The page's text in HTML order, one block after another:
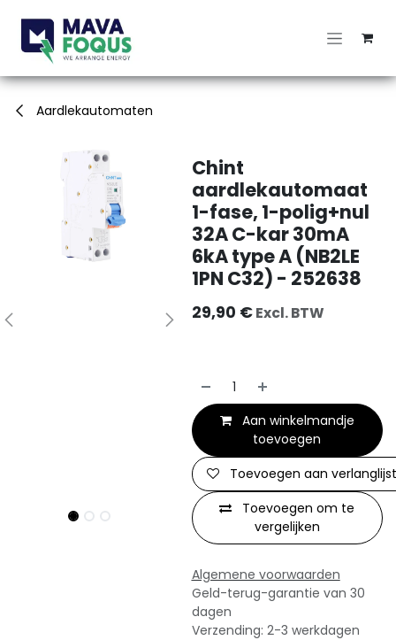
Aardlekautomaten
Chint
aardlekautomaat
1-fase, 1-polig+nul
32A C-kar 30mA
6kA type A (NB2LE
1PN C32) - 252638
29,90 €Excl. BTW
Aan winkelmandje
toevoegen
Toevoegen om te
vergelijken
Toevoegen aan verlanglijst
Algemene voorwaarden
Geld-terug-garantie van 30
dagen
Verzending: 2-3 werkdagen